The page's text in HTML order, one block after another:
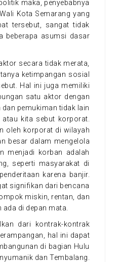
maka, penyebabnya
Kota Semarang yang
tersebut, sangat tidak
beberapa asumsi dasar
secara tidak merata,
ketimpangan sosial
Hal ini juga memiliki
satu aktor dengan
pemukiman tidak lain
kita sebut korporat.
oleh korporat di wilayah
besar dalam mengelola
menjadi korban adalah
seperti masyarakat di
karena banjir.
signifikan dari bencana
miskin, rentan, dan
di depan mata.
dari kontrak-kontrak
hal ini dapat
di bagian Hulu
dan Tembalang.